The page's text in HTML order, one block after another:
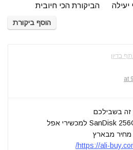
יעילה
הביקורת הכי חיובית
הוסף ביקורת
בדיון
זה בשבילכם
מחיר מבארץ
https://ali-